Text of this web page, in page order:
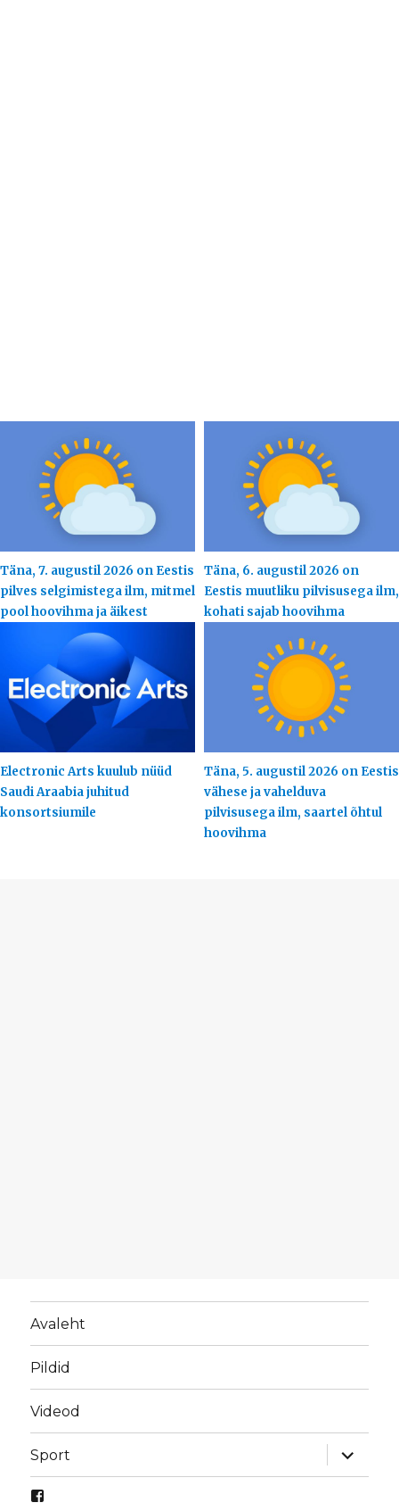
Täna, 7. augustil 2026 on Eestis
pilves selgimistega ilm, mitmel
pool hoovihma ja äikest
Täna, 6. augustil 2026 on
Eestis muutliku pilvisusega ilm,
kohati sajab hoovihma
Electronic Arts kuulub nüüd
Saudi Araabia juhitud
konsortsiumile
Täna, 5. augustil 2026 on Eestis
vähese ja vahelduva
pilvisusega ilm, saartel õhtul
hoovihma
Avaleht
Pildid
Videod
Sport
laienda